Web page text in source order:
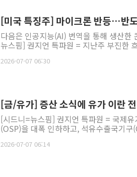
[미국 특징주] 마이크론 반등…반
다음은 인공지능(AI) 번역을 통해 생산
뉴스핌] 권지언 특파원 = 지난주 부진한
2026-07-07 06:30
[금/유가] 증산 소식에 유가 이란
[시드니=뉴스핌] 권지언 특파원 = 국제
(OSP)을 대폭 인하하고, 석유수출국기
2026-07-07 06:14